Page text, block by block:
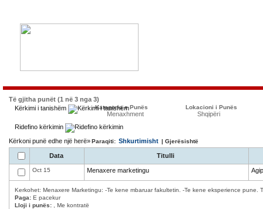
Të gjitha punët (1 në 3 nga 3)
Kërkimi i tanishëm
Kategoria e Punës
Menaxhment
Lokacioni i Punës
Shqipëri
Ridefino kërkimin
Kërkoni punë edhe një herë»Paraqiti: Shkurtimisht | Gjerësishtë
Data Titulli
Oct 15 Menaxere marketingu
Kerkohet: Menaxere Marketingu: -Te kene mbaruar fakultetin. -Te kene eksperience
Paga: E pacekur
Lloji i punës: , Me kontratë